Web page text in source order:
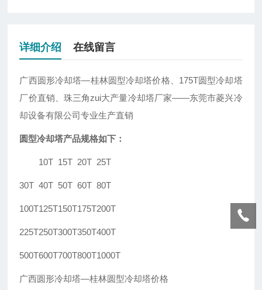
详细介绍 在线留言
广西圆形冷却塔—桂林圆型冷却塔价格、175T圆型冷却塔
厂价直销、珠三角zui大产量冷却塔厂家——东莞市菱兴冷
却设备有限公司专业生产直销
圆型冷却塔产品规格如下：
10T 15T 20T 25T
30T 40T 50T 60T 80T
100T125T150T175T200T
225T250T300T350T400T
500T600T700T800T1000T
广西圆形冷却塔—桂林圆型冷却塔价格